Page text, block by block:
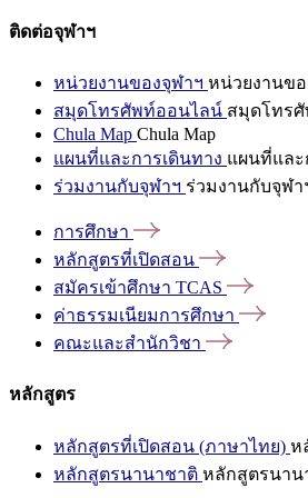
ติดต่อจุฬาฯ
หน่วยงานของจุฬาฯ หน่วยงานขอ
สมุดโทรศัพท์ออนไลน์ สมุดโทร
Chula Map Chula Map
แผนที่และการเดินทาง แผนที่และ
ร่วมงานกับจุฬาฯ ร่วมงานกับจุฬา
การศึกษา
หลักสูตรที่เปิดสอน
สมัครเข้าศึกษา TCAS
ค่าธรรมเนียมการศึกษา
คณะและสำนักวิชา
หลักสูตร
หลักสูตรที่เปิดสอน (ภาษาไทย) ห
หลักสูตรนานาชาติ หลักสูตรนาน